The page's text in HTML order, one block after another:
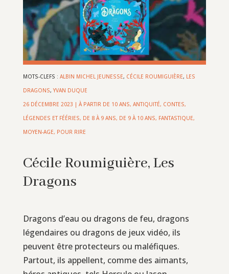
MOTS-CLEFS : ALBIN MICHEL JEUNESSE, CÉCILE ROUMIGUIÈRE, LES
DRAGONS,YVAN DUQUE
26 DÉCEMBRE 2023 | À PARTIR DE 10 ANS, ANTIQUITÉ, CONTES,
LÉGENDES ET FÉÉRIES, DE 8 À 9 ANS, DE 9 À 10 ANS, FANTASTIQUE,
MOYEN-AGE, POUR RIRE
Cécile Roumiguière, Les
Dragons
Dragons d’eau ou dragons de feu, dragons
légendaires ou dragons de jeux vidéo, ils
peuvent être protecteurs ou maléfiques.
Partout, ils appellent, comme des aimants,